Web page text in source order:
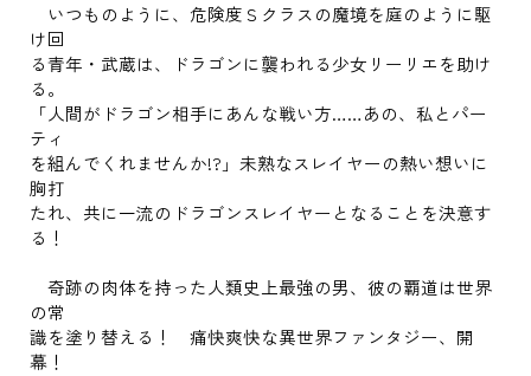
いつものように、危険度Ｓクラスの魔境を庭のように駆
け回
る青年・武蔵は、ドラゴンに襲われる少女リーリエを助け
る。
「人間がドラゴン相手にあんな戦い方……あの、私とパー
ティ
を組んでくれませんか!?」未熟なスレイヤーの熱い想いに
胸打
たれ、共に一流のドラゴンスレイヤーとなることを決意す
る！
奇跡の肉体を持った人類史上最強の男、彼の覇道は世界
の常
識を塗り替える！ 痛快爽快な異世界ファンタジー、開
幕！